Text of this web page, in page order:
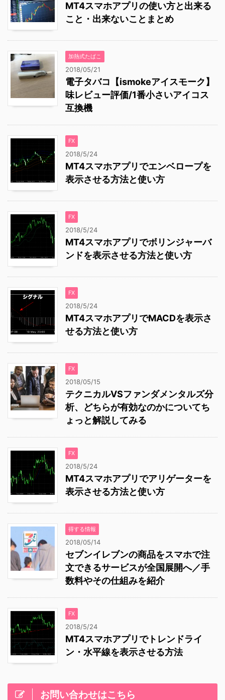
MT4スマホアプリの使い方と出来る
こと・出来ないことまとめ
加熱式たばこ
2018/05/21
電子タバコ【ismokeアイスモーク】
味レビュー評価/1番小さいアイコス
互換機
FX
2018/5/24
MT4スマホアプリでエンベロープを
表示させる方法と使い方
FX
2018/5/24
MT4スマホアプリでボリンジャーバ
ンドを表示させる方法と使い方
FX
2018/5/24
MT4スマホアプリでMACDを表示さ
せる方法と使い方
FX
2018/05/15
テクニカルVSファンダメンタルズ分
析、どちらが有効なのかについてち
ょっと解説してみる
FX
2018/5/24
MT4スマホアプリでアリゲーターを
表示させる方法と使い方
得する情報
2018/05/14
セブンイレブンの商品をスマホで注
文できるサービスが全国展開へ／手
数料やその仕組みを紹介
FX
2018/5/24
MT4スマホアプリでトレンドライ
ン・水平線を表示させる方法
お問い合わせはこちら